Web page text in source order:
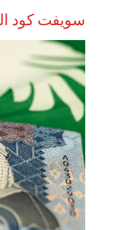
سويفت كود